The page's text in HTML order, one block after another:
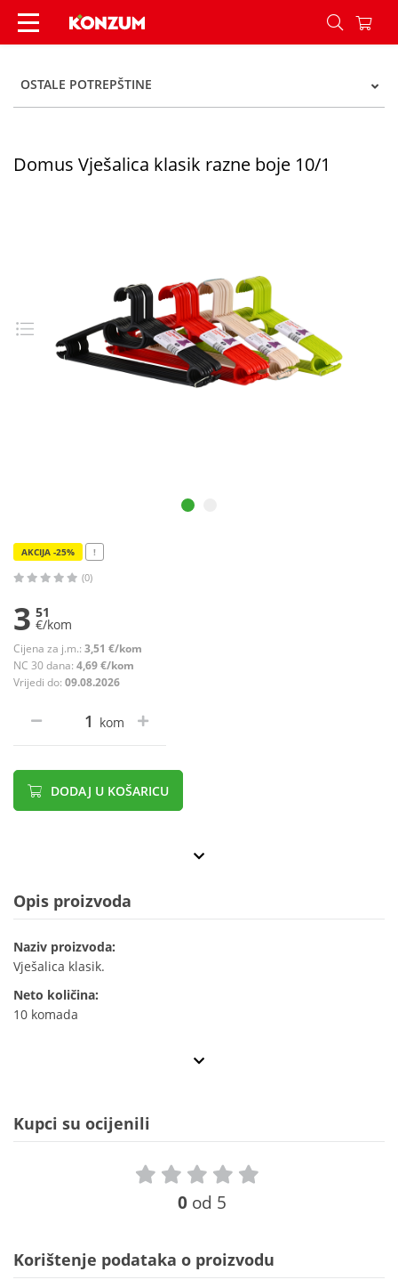
Domus Vješalica klasik razne boje 10/1 - Konzum
OSTALE POTREPŠTINE
Domus Vješalica klasik razne boje 10/1
AKCIJA -25% !
(0)
3 51
€/kom
Cijena za j.m.: 3,51 €/kom
NC 30 dana: 4,69 €/kom
Vrijedi do: 09.08.2026
kom
DODAJ U KOŠARICU
Opis proizvoda
Naziv proizvoda:
Vješalica klasik.
Neto količina:
10 komada
Kupci su ocijenili
0 od 5
Korištenje podataka o proizvodu